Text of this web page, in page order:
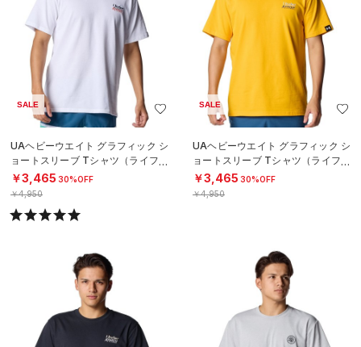
SALE
UAヘビーウエイト グラフィック シ
ョートスリーブ Tシャツ（ライフス
タイル/MEN）
￥3,465 30%OFF
￥4,950
SALE
UAヘビーウエイト グラフィック シ
ョートスリーブ Tシャツ（ライフス
タイル/MEN）
￥3,465 30%OFF
￥4,950